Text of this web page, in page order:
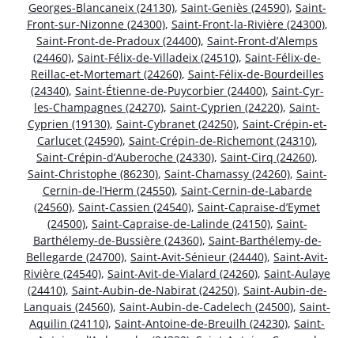
Georges-Blancaneix (24130), Saint-Geniès (24590), Saint-
Front-sur-Nizonne (24300), Saint-Front-la-Rivière (24300),
Saint-Front-de-Pradoux (24400), Saint-Front-d’Alemps
(24460), Saint-Félix-de-Villadeix (24510), Saint-Félix-de-
Reillac-et-Mortemart (24260), Saint-Félix-de-Bourdeilles
(24340), Saint-Étienne-de-Puycorbier (24400), Saint-Cyr-
les-Champagnes (24270), Saint-Cyprien (24220), Saint-
Cyprien (19130), Saint-Cybranet (24250), Saint-Crépin-et-
Carlucet (24590), Saint-Crépin-de-Richemont (24310),
Saint-Crépin-d’Auberoche (24330), Saint-Cirq (24260),
Saint-Christophe (86230), Saint-Chamassy (24260), Saint-
Cernin-de-l’Herm (24550), Saint-Cernin-de-Labarde
(24560), Saint-Cassien (24540), Saint-Capraise-d’Eymet
(24500), Saint-Capraise-de-Lalinde (24150), Saint-
Barthélemy-de-Bussière (24360), Saint-Barthélemy-de-
Bellegarde (24700), Saint-Avit-Sénieur (24440), Saint-Avit-
Rivière (24540), Saint-Avit-de-Vialard (24260), Saint-Aulaye
(24410), Saint-Aubin-de-Nabirat (24250), Saint-Aubin-de-
Lanquais (24560), Saint-Aubin-de-Cadelech (24500), Saint-
Aquilin (24110), Saint-Antoine-de-Breuilh (24230), Saint-